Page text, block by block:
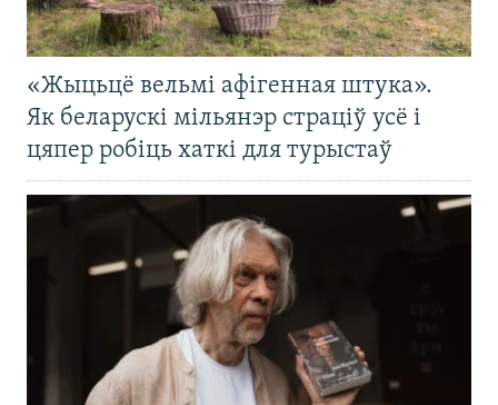
«Жыцьцё вельмі афігенная штука».
Як беларускі мільянэр страціў усё і
цяпер робіць хаткі для турыстаў